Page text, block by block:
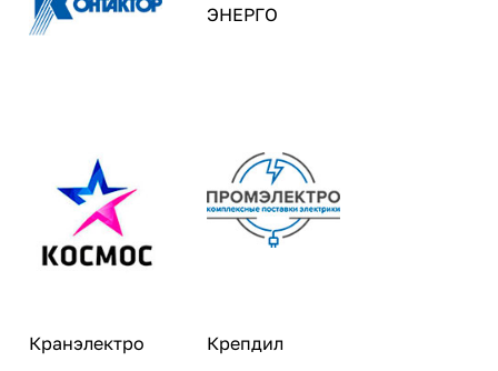
ЭНЕРГО
Кранэлектро Крепдил